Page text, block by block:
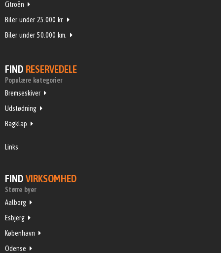
Citroën
Biler under 25.000 kr.
Biler under 50.000 km.
FIND RESERVEDELE
Populære kategorier
Bremseskiver
Udstødning
Bagklap
Links
FIND VIRKSOMHED
Større byer
Aalborg
Esbjerg
København
Odense